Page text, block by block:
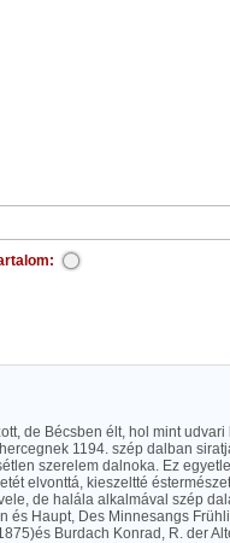
de Bécsben élt, hol mint udvari
1194. szép dalban
szerelem dalnoka. Ez
elvonttá, kieszeltté
de halála alkalmával szép
Haupt, Des Minnesangs
Burdach Konrad, R. der